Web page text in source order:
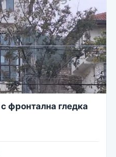
фронтална гледка